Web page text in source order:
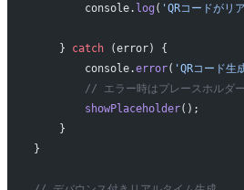
        console.
log ( 'QRコードがリ
    }
catch (error) {
        console.
error( 'QRコード生
// エラー時はプレースホルダ
        showPlaceholder
();
    }
}